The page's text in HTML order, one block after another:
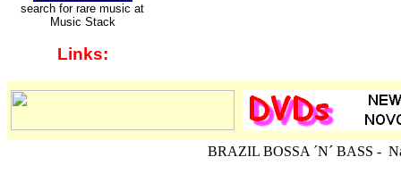
search for rare music at
Music Stack
Links:
BRAZIL BOSSA ´N´ BASS -